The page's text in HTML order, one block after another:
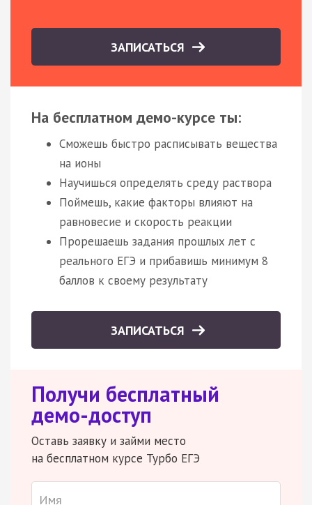
ЗАПИСАТЬСЯ
На бесплатном демо-курсе ты:
Сможешь быстро расписывать вещества
на ионы
Научишься определять среду раствора
Поймешь, какие факторы влияют на
равновесие и скорость реакции
Прорешаешь задания прошлых лет с
реального ЕГЭ и прибавишь минимум 8
баллов к своему результату
ЗАПИСАТЬСЯ
Получи бесплатный
демо-доступ
Оставь заявку и займи место
на бесплатном курсе Турбо ЕГЭ